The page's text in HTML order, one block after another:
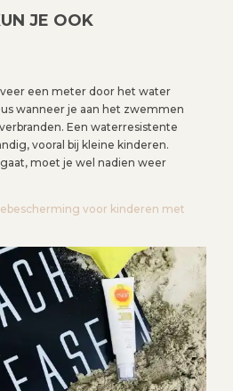
JE OOK
een meter door het water
wanneer je aan het zwemmen
Een waterresistente
vooral bij kleine kinderen.
moet je wel nadien weer
voor kinderen met